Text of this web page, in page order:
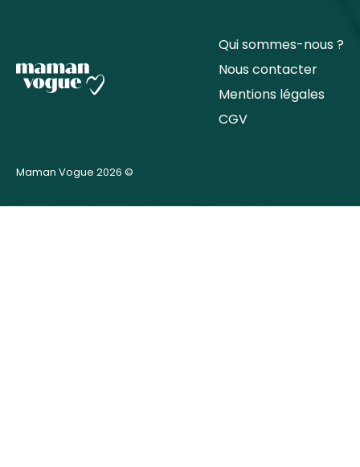
Qui sommes-nous ?
Nous contacter
Mentions légales
CGV
Maman Vogue 2026 ©